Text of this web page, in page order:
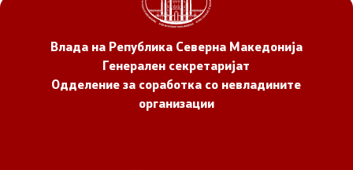
Влада на Република Северна Македонија
Генерален секретаријат
Одделение за соработка со невладините
организации